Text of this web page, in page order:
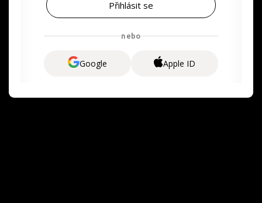
nebo
Google Apple ID